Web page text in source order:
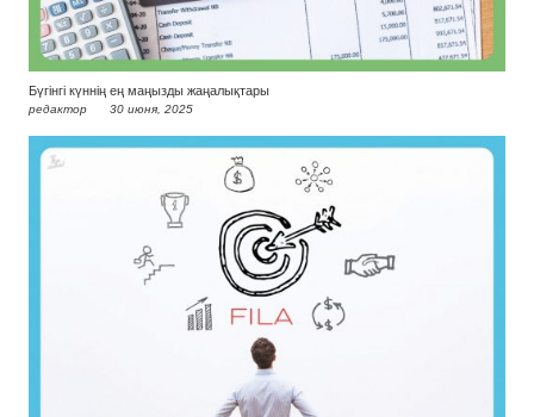
Бүгінгі күннің ең маңызды жаңалықтары
редактор 30 июня, 2025